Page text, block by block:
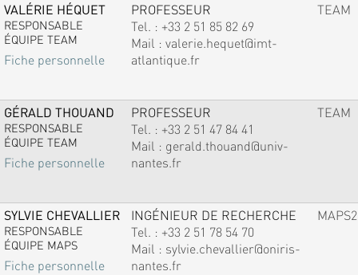
VALÉRIE HÉQUET
RESPONSABLE
ÉQUIPE TEAM
Fiche personnelle
PROFESSEUR
Tel. : +33 2 51 85 82 69
Mail : valerie.hequet@imt-
atlantique.fr
TEAM
GÉRALD THOUAND
RESPONSABLE
ÉQUIPE TEAM
Fiche personnelle
PROFESSEUR
Tel. : +33 2 51 47 84 41
Mail : gerald.thouand@univ-
nantes.fr
TEAM
SYLVIE CHEVALLIER
RESPONSABLE
ÉQUIPE MAPS
Fiche personnelle
INGÉNIEUR DE RECHERCHE
Tel. : +33 2 51 78 54 70
Mail : sylvie.chevallier@oniris-
nantes.fr
MAPS2